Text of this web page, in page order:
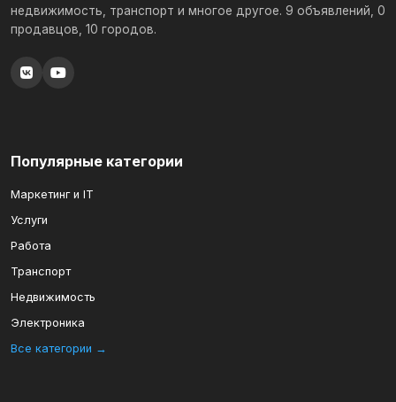
недвижимость, транспорт и многое другое. 9 объявлений, 0
продавцов, 10 городов.
Популярные категории
Маркетинг и IT
Услуги
Работа
Транспорт
Недвижимость
Электроника
Все категории →